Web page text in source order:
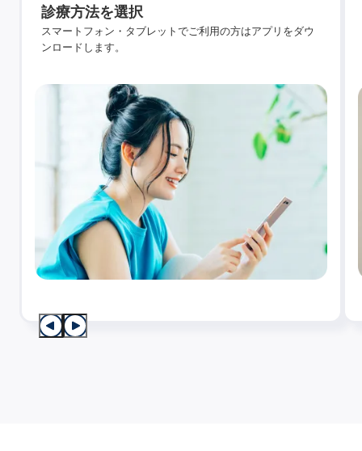
診療方法を選択
スマートフォン・タブレットでご利用の方はアプリをダウ
ンロードします。